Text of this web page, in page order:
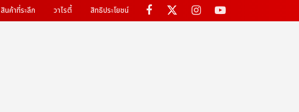
สินค้าที่ระลึก วาไรตี้ สิทธิประโยชน์